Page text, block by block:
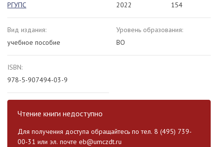
РГУПС
2022
154
Вид издания:
учебное пособие
Уровень образования:
ВО
ISBN:
978-5-907494-03-9
Чтение книги недоступно
Для получения доступа обращайтесь по тел. 8 (495) 739-
00-31 или эл. почте eb@umczdt.ru